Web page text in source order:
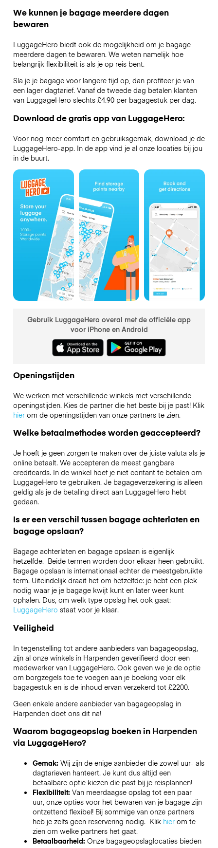
We kunnen je bagage meerdere dagen
bewaren
LuggageHero biedt ook de mogelijkheid om je bagage
meerdere dagen te bewaren. We weten namelijk hoe
belangrijk flexibiliteit is als je op reis bent.
Sla je je bagage voor langere tijd op, dan profiteer je van
een lager dagtarief. Vanaf de tweede dag betalen klanten
van LuggageHero slechts £4.90 per bagagestuk per dag.
Download de gratis app van LuggageHero:
Voor nog meer comfort en gebruiksgemak, download je de
LuggageHero-app. In de app vind je al onze locaties bij jou
in de buurt.
Gebruik LuggageHero overal met de officiële app
voor iPhone en Android
Openingstijden
We werken met verschillende winkels met verschillende
openingstijden. Kies de partner die het beste bij je past! Klik
hierom de openingstijden van onze partners te zien.
Welke betaalmethodes worden geaccepteerd?
Je hoeft je geen zorgen te maken over de juiste valuta als je
online betaalt. We accepteren de meest gangbare
creditcards. In de winkel hoef je niet contant te betalen om
LuggageHero te gebruiken. Je bagageverzekering is alleen
geldig als je de betaling direct aan LuggageHero hebt
gedaan.
Is er een verschil tussen bagage achterlaten en
bagage opslaan?
Bagage achterlaten en bagage opslaan is eigenlijk
hetzelfde. Beide termen worden door elkaar heen gebruikt.
Bagage opslaan is internationaal echter de meestgebruikte
term. Uiteindelijk draait het om hetzelfde: je hebt een plek
nodig waar je je bagage kwijt kunt en later weer kunt
ophalen. Dus, om welk type opslag het ook gaat:
LuggageHero staat voor je klaar.
Veiligheid
In tegenstelling tot andere aanbieders van bagageopslag,
zijn al onze winkels in Harpendengeverifieerd door een
medewerker van LuggageHero. Ook geven we je de optie
om borgzegels toe te voegen aan je boeking voor elk
bagagestuk en is de inhoud ervan verzekerd tot £2200.
Geen enkele andere aanbieder van bagageopslag in
Harpendendoet ons dit na!
Waarom bagageopslag boeken in Harpenden
via LuggageHero?
Gemak: Wij zijn de enige aanbieder die zowel uur- als
dagtarieven hanteert. Je kunt dus altijd een
betaalbare optie kiezen die past bij je reisplannen!
Flexibiliteit: Van meerdaagse opslag tot een paar
uur, onze opties voor het bewaren van je bagage zijn
ontzettend flexibel! Bij sommige van onze partners
heb je zelfs geen reservering nodig. Klik hierom te
zien om welke partners het gaat.
Betaalbaarheid: Onze bagageopslaglocaties bieden